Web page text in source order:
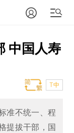
中国人寿
T中
准不统一、程
提拔干部，国